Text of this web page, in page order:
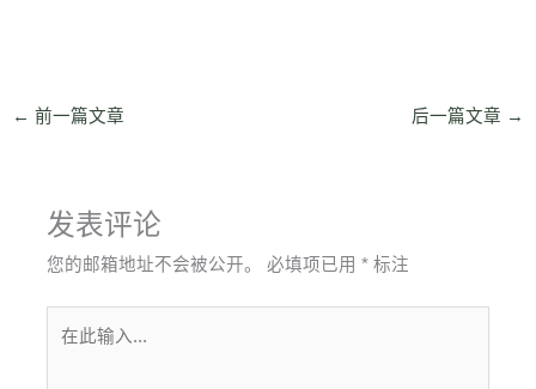
← 前一篇文章 后一篇文章 →
发表评论
您的邮箱地址不会被公开。 必填项已用* 标注